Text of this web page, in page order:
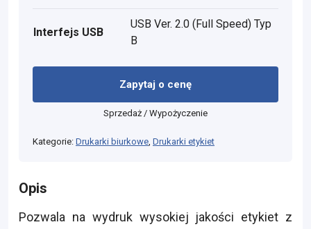
Interfejs USB
USB Ver. 2.0 (Full Speed) Typ
B
Zapytaj o cenę
Sprzedaż / Wypożyczenie
Kategorie: Drukarki biurkowe Drukarki etykiet
Opis
Pozwala na wydruk wysokiej jakości etykiet z